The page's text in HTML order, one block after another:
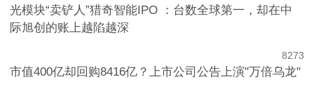
光模块“卖铲人”猎奇智能IPO ：台数全球第一，却在中
际旭创的账上越陷越深
273
8
市值400亿却回购8416亿？上市公司公告上演"万倍乌龙"